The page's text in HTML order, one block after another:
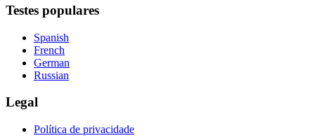
Testes populares
Spanish
French
German
Russian
Legal
Política de privacidade